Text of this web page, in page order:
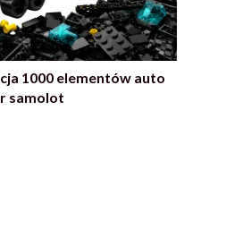
1000 elementów auto
samolot